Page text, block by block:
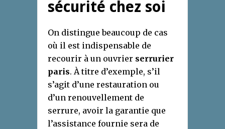
sécurité chez soi
On distingue beaucoup de cas
où il est indispensable de
recourir à un ouvrier serrurier
paris. À titre d’exemple, s’il
s’agit d’une restauration ou
d’un renouvellement de
serrure, avoir la garantie que
l’assistance fournie sera de